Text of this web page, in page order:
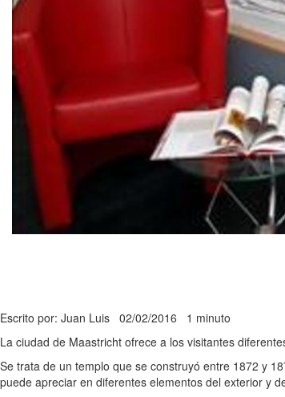
Escrito por: Juan Luis 02/02/2016 1 minuto
La ciudad de Maastricht ofrece a los visitantes
Se trata de un templo que se construyó entre 1872 y
puede apreciar en diferentes elementos del exterior y